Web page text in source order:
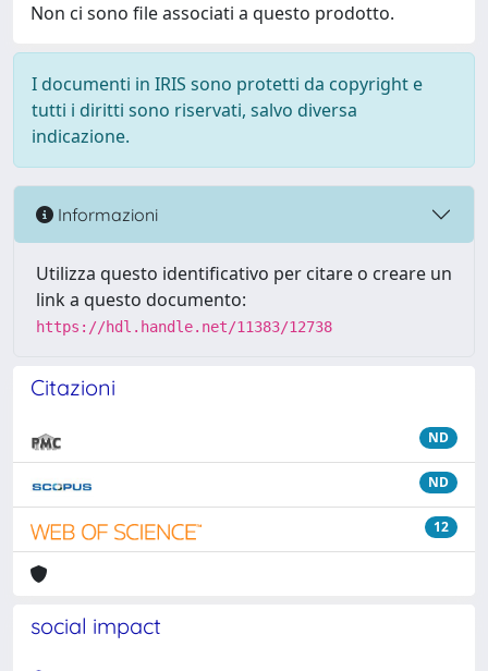
Non ci sono file associati a questo prodotto.
I documenti in IRIS sono protetti da copyright e
tutti i diritti sono riservati, salvo diversa
indicazione.
Informazioni
Utilizza questo identificativo per citare o creare un
link a questo documento:
https://hdl.handle.net/11383/12738
Citazioni
ND
ND
12
social impact